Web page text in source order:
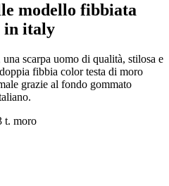
modello fibbiata
in italy
scarpa uomo di qualità, stilosa e
fibbia color testa di moro
grazie al fondo gommato
t. moro